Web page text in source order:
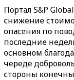
Портал S&P
снижение
опасения по
последние
основном
череде
стороны